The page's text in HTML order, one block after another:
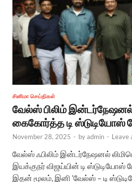
சினிமா செய்திகள்
வேல்ஸ் பிலிம்
கைகோர்த்த டி ஸ்டுடியோஸ்
November 28, 2025 - byadmin - Leave
வேல்ஸ் ஃபிலிம் இன்டர்நேஷனல்
இயக்குநர் விஜய்யின் டி
இதன் மூலம், இனி ‘வேல்ஸ் – டி